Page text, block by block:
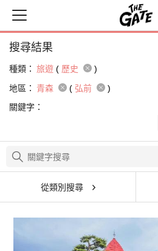
搜尋結果
種類： 旅遊 ( 歷史
)
地區：
青森 ( 弘前
)
關鍵字：
從類別搜尋